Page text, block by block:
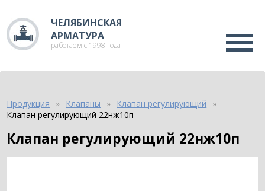
ЧЕЛЯБИНСКАЯ
АРМАТУРА
работаем с 1998 года
Продукция Клапаны
Клапан регулирующий
Клапан регулирующий 22нж10п
Клапан регулирующий 22нж10п